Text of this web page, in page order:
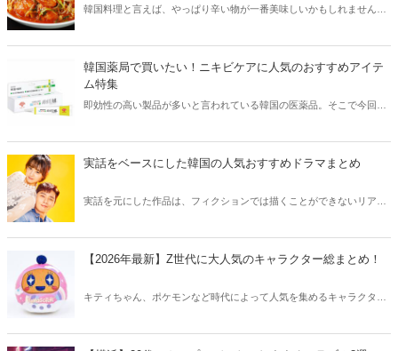
韓国料理と言えば、やっぱり辛い物が一番美味しいかもしれません。
方も必見です。
韓国薬局で買いたい！ニキビケアに人気のおすすめアイテ
ム特集
即効性の高い製品が多いと言われている韓国の医薬品。そこで今回は
う。
実話をベースにした韓国の人気おすすめドラマまとめ
実話を元にした作品は、フィクションでは描くことができないリアル
【2026年最新】Z世代に大人気のキャラクター総まとめ！
キティちゃん、ポケモンなど時代によって人気を集めるキャラクター
クしてみましょう。